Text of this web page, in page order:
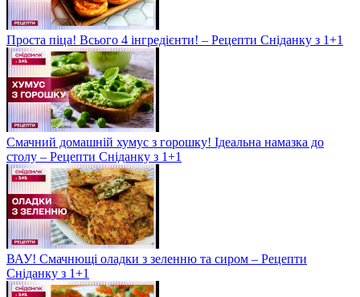
Проста піца! Всього 4 інгредієнти! – Рецепти Сніданку з 1+1
Смачний домашній хумус з горошку! Ідеальна намазка до
столу – Рецепти Сніданку з 1+1
ВАУ! Смачнющі оладки з зеленню та сиром – Рецепти
Сніданку з 1+1